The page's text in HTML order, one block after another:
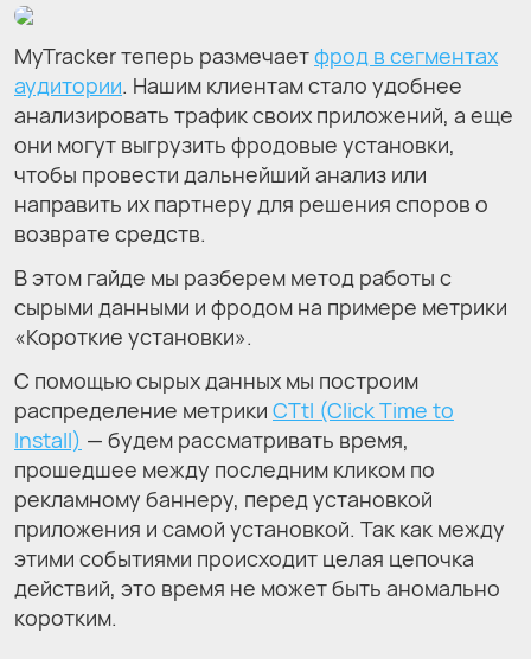
MyTracker теперь размечаетфрод в сегментах
аудитории. Нашим клиентам стало удобнее
анализировать трафик своих приложений, а еще
они могут выгрузить фродовые установки,
чтобы провести дальнейший анализ или
направить их партнеру для решения споров о
возврате средств.
В этом гайде мы разберем метод работы с
сырыми данными и фродом на примере метрики
«Короткие установки».
С помощью сырых данных мы построим
распределение метрики CTtI (Click Time to
Install) — будем рассматривать время,
прошедшее между последним кликом по
рекламному баннеру, перед установкой
приложения и самой установкой. Так как между
этими событиями происходит целая цепочка
действий, это время не может быть аномально
коротким.